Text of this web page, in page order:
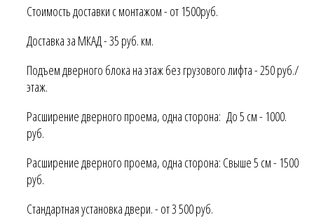
Стоимость доставки с монтажом - от 1500руб.
Доставка за МКАД - 35 руб. км.
Подъем дверного блока на этаж без грузового лифта - 250 руб./
этаж.
Расширение дверного проема, одна сторона: До 5 см - 1000.
руб.
Расширение дверного проема, одна сторона: Свыше 5 см - 1500
руб.
Стандартная установка двери. - от 3 500 руб.